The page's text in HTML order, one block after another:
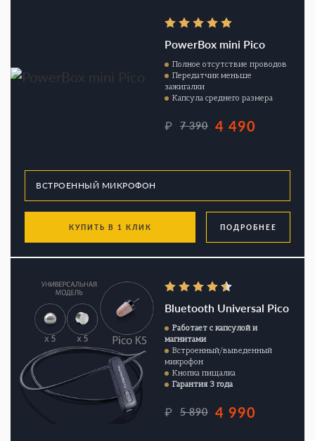
PowerBox mini Pico
Полное отсутствие проводов
Передатчик меньше
зажигалки
Капсула среднего размера
₽ 7 390 4 490
КУПИТЬ В 1 КЛИК ПОДРОБНЕЕ
Bluetooth Universal Pico
Работает с капсулой и
магнитами
Встроенный/выведенный
микрофон
Кнопка пищалка
Гарантия 3 года
₽ 5 890 4 990